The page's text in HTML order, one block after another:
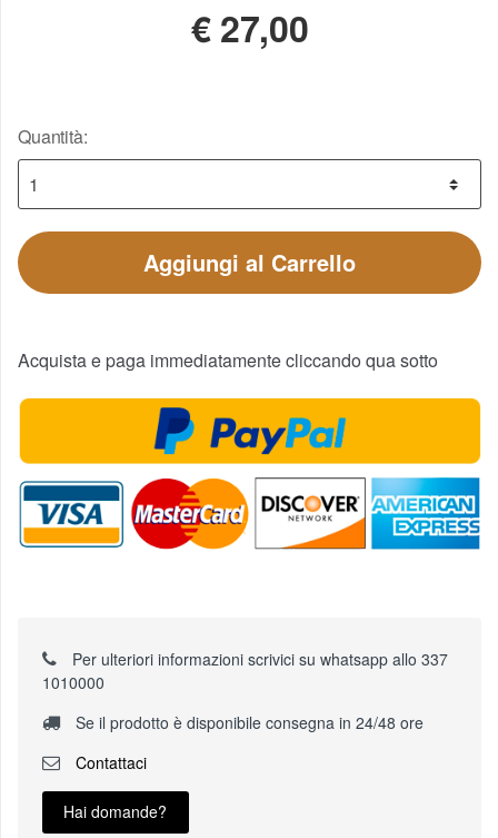
€27,00
Quantità:
Aggiungi al Carrello
Acquista e paga immediatamente cliccando qua sotto
Per ulteriori informazioni scrivici su whatsapp allo 337
1010000
Se il prodotto è disponibile consegna in 24/48 ore
Contattaci
Hai domande?